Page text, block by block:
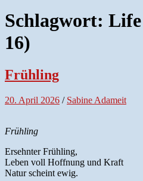
Schlagwort: Life
16)
Frühling
20. April 2026 / Sabine Adameit
Frühling
Ersehnter Frühling,
Leben voll Hoffnung und Kraft
Natur scheint ewig.